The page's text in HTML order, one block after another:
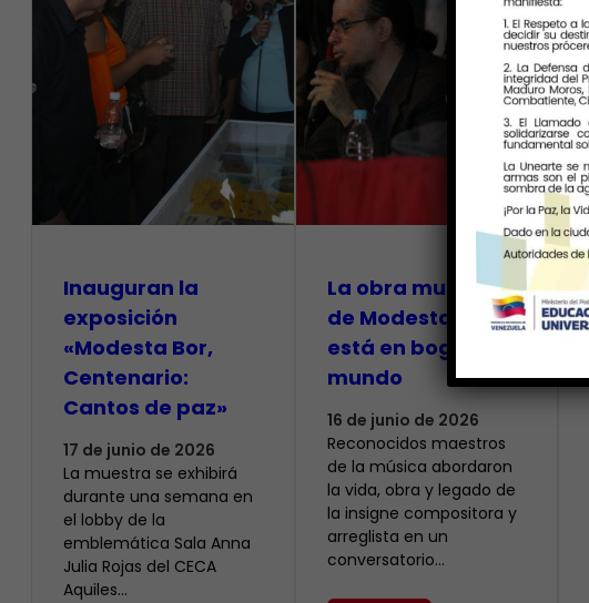
Inauguran la
exposición
«Modesta Bor,
Centenario:
Cantos de paz»
17 de junio de 2026
La muestra se exhibirá
durante una semana en
el lobby de la
emblemática Sala Anna
Julia Rojas del CECA
Aquiles…
La obra musical
de Modesta Bor
está en boga en el
mundo
16 de junio de 2026
Reconocidos maestros
de la música abordaron
la vida, obra y legado de
la insigne compositora y
arreglista en un
conversatorio…